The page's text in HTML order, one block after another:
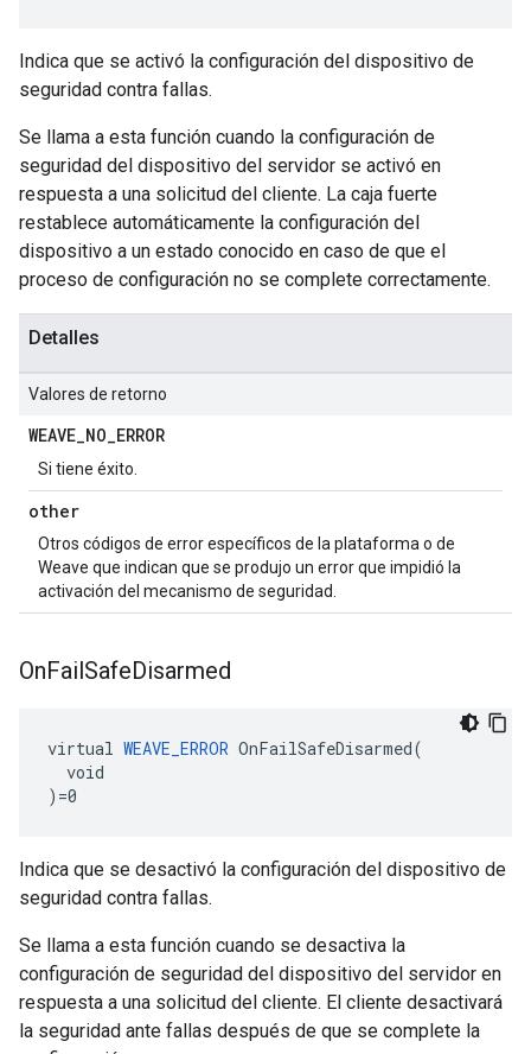
Indica que se activó la configuración del dispositivo de
seguridad contra fallas.
Se llama a esta función cuando la configuración de
seguridad del dispositivo del servidor se activó en
respuesta a una solicitud del cliente. La caja fuerte
restablece automáticamente la configuración del
dispositivo a un estado conocido en caso de que el
proceso de configuración no se complete correctamente.
Detalles
Valores de retorno
WEAVE_NO_ERROR
Si tiene éxito.
other
Otros códigos de error específicos de la plataforma o de
Weave que indican que se produjo un error que impidió la
activación del mecanismo de seguridad.
OnFailSafeDisarmed
virtual WEAVE_ERROR OnFailSafeDisarmed(
  void
)=0
Indica que se desactivó la configuración del dispositivo de
seguridad contra fallas.
Se llama a esta función cuando se desactiva la
configuración de seguridad del dispositivo del servidor en
respuesta a una solicitud del cliente. El cliente desactivará
la seguridad ante fallas después de que se complete la